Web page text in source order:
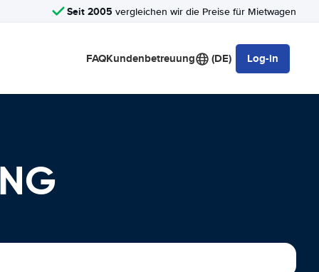
Seit 2005 vergleichen wir die Preise für Mietwagen
FAQKundenbetreuung (DE) Log-in